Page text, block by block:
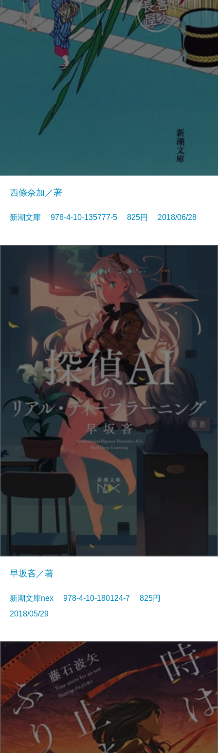
西條奈加／著
新潮文庫 978-4-10-135777-5 825円 2018/06/28
早坂吝／著
新潮文庫nex 978-4-10-180124-7 825円
2018/05/29